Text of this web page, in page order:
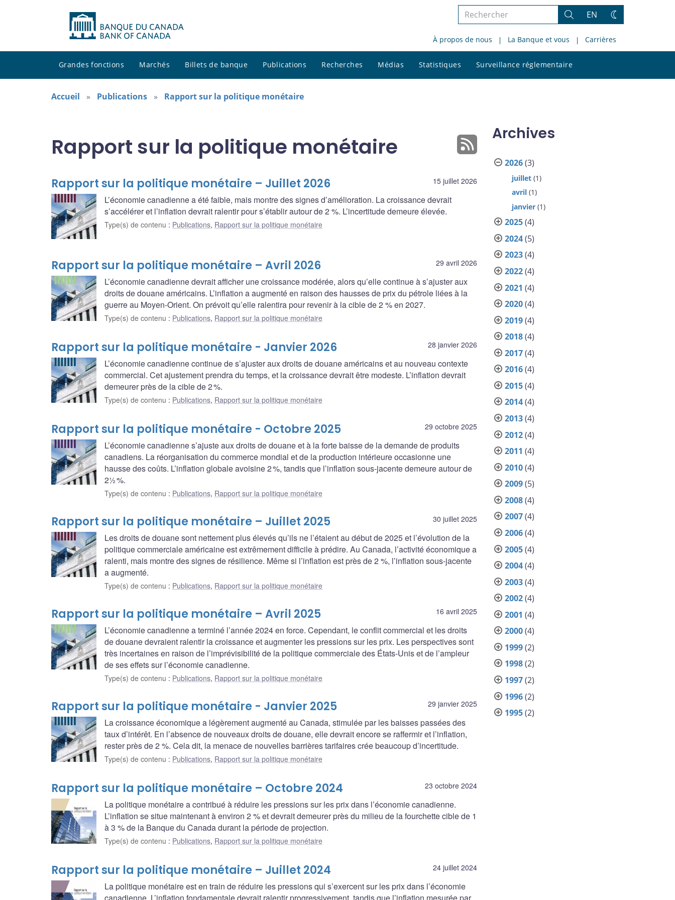
Rechercher
le
site
Rechercher
EN
Changez
thème
À propos de nous La Banque et vous Carrières
Grandes fonctions Marchés Billets de banque Publications Recherches Médias Statistiques Surveillance réglementaire
le
Accueil Publications Rapport sur la politique monétaire
Rapport sur la politique monétaire
15 juillet 2026
Rapport sur la politique monétaire – Juillet 2026
L’économie canadienne a été faible, mais montre des signes d’amélioration. La croissance devrait
s’accélérer et l’inflation devrait ralentir pour s’établir autour de 2 %. L’incertitude demeure élevée.
Type(s) de contenu : Publications, Rapport sur la politique monétaire
29 avril 2026
Rapport sur la politique monétaire – Avril 2026
L’économie canadienne devrait afficher une croissance modérée, alors qu’elle continue à s’ajuster aux
droits de douane américains. L’inflation a augmenté en raison des hausses de prix du pétrole liées à la
guerre au Moyen-Orient. On prévoit qu’elle ralentira pour revenir à la cible de 2 % en 2027.
Type(s) de contenu : Publications, Rapport sur la politique monétaire
28 janvier 2026
Rapport sur la politique monétaire - Janvier 2026
L’économie canadienne continue de s’ajuster aux droits de douane américains et au nouveau contexte
commercial. Cet ajustement prendra du temps, et la croissance devrait être modeste. L’inflation devrait
demeurer près de la cible de 2 %.
Type(s) de contenu : Publications, Rapport sur la politique monétaire
29 octobre 2025
Rapport sur la politique monétaire - Octobre 2025
L’économie canadienne s’ajuste aux droits de douane et à la forte baisse de la demande de produits
canadiens. La réorganisation du commerce mondial et de la production intérieure occasionne une
hausse des coûts. L’inflation globale avoisine 2 %, tandis que l’inflation sous-jacente demeure autour de
2½ %.
Type(s) de contenu : Publications, Rapport sur la politique monétaire
30 juillet 2025
Rapport sur la politique monétaire – Juillet 2025
Les droits de douane sont nettement plus élevés qu’ils ne l’étaient au début de 2025 et l’évolution de la
politique commerciale américaine est extrêmement difficile à prédire. Au Canada, l’activité économique a
ralenti, mais montre des signes de résilience. Même si l’inflation est près de 2 %, l’inflation sous-jacente
a augmenté.
Type(s) de contenu : Publications, Rapport sur la politique monétaire
16 avril 2025
Rapport sur la politique monétaire – Avril 2025
L’économie canadienne a terminé l’année 2024 en force. Cependant, le conflit commercial et les droits
de douane devraient ralentir la croissance et augmenter les pressions sur les prix. Les perspectives sont
très incertaines en raison de l’imprévisibilité de la politique commerciale des États-Unis et de l’ampleur
de ses effets sur l’économie canadienne.
Type(s) de contenu : Publications, Rapport sur la politique monétaire
29 janvier 2025
Rapport sur la politique monétaire - Janvier 2025
La croissance économique a légèrement augmenté au Canada, stimulée par les baisses passées des
taux d’intérêt. En l’absence de nouveaux droits de douane, elle devrait encore se raffermir et l’inflation,
rester près de 2 %. Cela dit, la menace de nouvelles barrières tarifaires crée beaucoup d’incertitude.
Type(s) de contenu : Publications, Rapport sur la politique monétaire
23 octobre 2024
Rapport sur la politique monétaire – Octobre 2024
La politique monétaire a contribué à réduire les pressions sur les prix dans l’économie canadienne.
L’inflation se situe maintenant à environ 2 % et devrait demeurer près du milieu de la fourchette cible de 1
à 3 % de la Banque du Canada durant la période de projection.
Type(s) de contenu : Publications, Rapport sur la politique monétaire
24 juillet 2024
Rapport sur la politique monétaire – Juillet 2024
La politique monétaire est en train de réduire les pressions qui s’exercent sur les prix dans l’économie
Archives
2026(3)
juillet (1)
avril (1)
janvier (1)
2025(4)
2024(5)
2023(4)
2022(4)
2021 (4)
2020(4)
2019(4)
2018(4)
2017(4)
2016(4)
2015(4)
2014(4)
2013(4)
2012(4)
2011 (4)
2010(4)
2009(5)
2008(4)
2007(4)
2006(4)
2005(4)
2004(4)
2003(4)
2002(4)
2001 (4)
2000(4)
1999(2)
1998(2)
1997(2)
1996(2)
1995(2)